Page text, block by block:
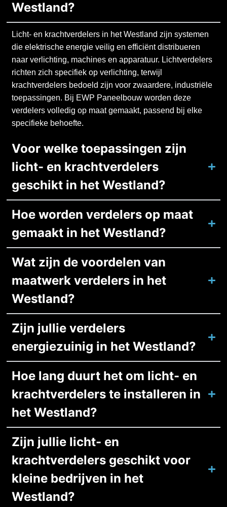
Westland?
Licht- en krachtverdelers in het Westland zijn systemen
die elektrische energie veilig en efficiënt distribueren
naar verlichting, machines en apparatuur. Lichtverdelers
richten zich specifiek op verlichting, terwijl
krachtverdelers bedoeld zijn voor zwaardere, industriële
toepassingen. Bij EWP Paneelbouw worden deze
verdelers volledig op maat gemaakt, passend bij elke
specifieke behoefte.
Voor welke toepassingen zijn
licht- en krachtverdelers
geschikt in het Westland?
Hoe worden verdelers op maat
gemaakt in het Westland?
Wat zijn de voordelen van
maatwerk verdelers in het
Westland?
Zijn jullie verdelers
energiezuinig in het Westland?
Hoe lang duurt het om licht- en
krachtverdelers te installeren in
het Westland?
Zijn jullie licht- en
krachtverdelers geschikt voor
kleine bedrijven in het
Westland?